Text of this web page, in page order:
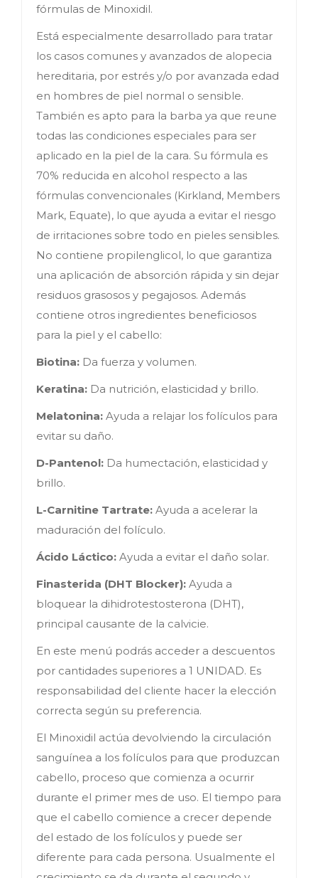
fórmulas de Minoxidil.
Está especialmente desarrollado para tratar
los casos comunes y avanzados de alopecia
hereditaria, por estrés y/o por avanzada edad
en hombres de piel normal o sensible.
También es apto para la barba ya que reune
todas las condiciones especiales para ser
aplicado en la piel de la cara. Su fórmula es
70% reducida en alcohol respecto a las
fórmulas convencionales (Kirkland, Members
Mark, Equate), lo que ayuda a evitar el riesgo
de irritaciones sobre todo en pieles sensibles.
No contiene propilenglicol, lo que garantiza
una aplicación de absorción rápida y sin dejar
residuos grasosos y pegajosos. Además
contiene otros ingredientes beneficiosos
para la piel y el cabello:
Biotina: Da fuerza y volumen.
Keratina: Da nutrición, elasticidad y brillo.
Melatonina: Ayuda a relajar los folículos para
evitar su daño.
D-Pantenol: Da humectación, elasticidad y
brillo.
L-Carnitine Tartrate: Ayuda a acelerar la
maduración del folículo.
Ácido Láctico: Ayuda a evitar el daño solar.
Finasterida (DHT Blocker): Ayuda a
bloquear la dihidrotestosterona (DHT),
principal causante de la calvicie.
En este menú podrás acceder a descuentos
por cantidades superiores a 1 UNIDAD. Es
responsabilidad del cliente hacer la elección
correcta según su preferencia.
El Minoxidil actúa devolviendo la circulación
sanguínea a los folículos para que produzcan
cabello, proceso que comienza a ocurrir
durante el primer mes de uso. El tiempo para
que el cabello comience a crecer depende
del estado de los folículos y puede ser
diferente para cada persona. Usualmente el